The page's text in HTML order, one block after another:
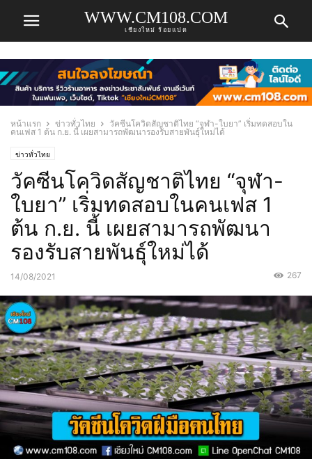
WWW.CM108.COM
เชียงใหม่ ร้อยแปด
หน้าแรก ข่าวทั่วไทย
วัคซีนโควิดสัญชาติไทย “จุฬา-ใบยา” เริ่มทดสอบใน
คนเฟส 1 ต้น ก.ย. นี้ เผยสามารถพัฒนารองรับสายพันธุ์ใหม่ได้
ข่าวทั่วไทย
วัคซีนโควิดสัญชาติไทย “จุฬา-
ใบยา” เริ่มทดสอบในคนเฟส 1
ต้น ก.ย. นี้ เผยสามารถพัฒนา
รองรับสายพันธุ์ใหม่ได้
14/08/2021 267